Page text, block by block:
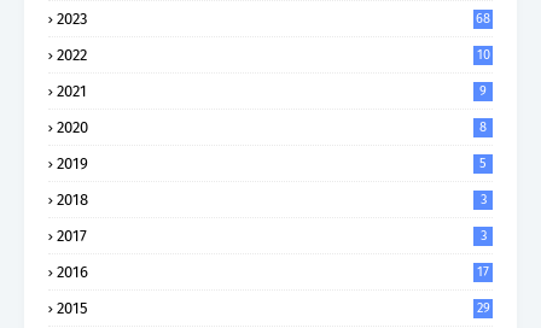
2023 68
2022 10
2021 9
2020 8
2019 5
2018 3
2017 3
2016 17
2015 29